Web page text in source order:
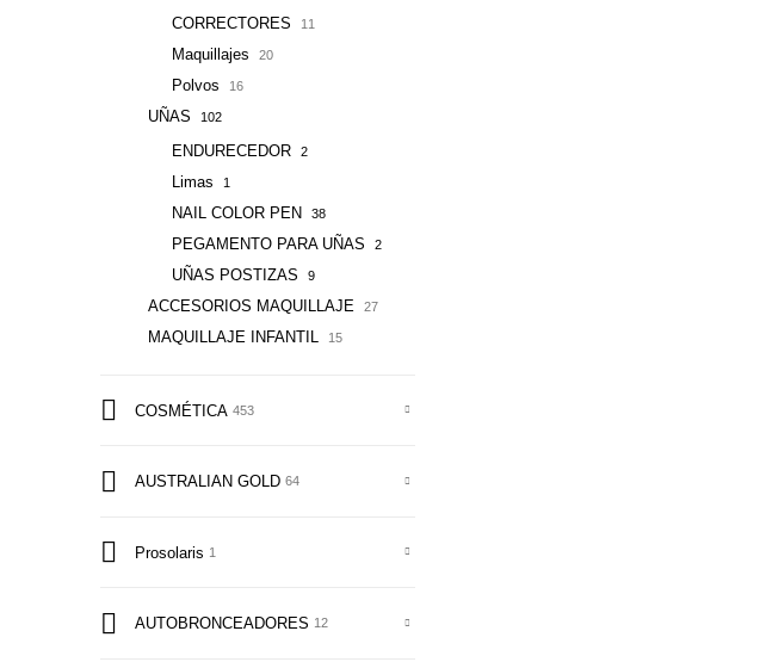
CORRECTORES 11
Maquillajes 20
Polvos 16
UÑAS 102
ENDURECEDOR 2
Limas 1
NAIL COLOR PEN 38
PEGAMENTO PARA UÑAS 2
UÑAS POSTIZAS 9
ACCESORIOS MAQUILLAJE 27
MAQUILLAJE INFANTIL 15
COSMÉTICA 453
AUSTRALIAN GOLD 64
Prosolaris 1
AUTOBRONCEADORES 12